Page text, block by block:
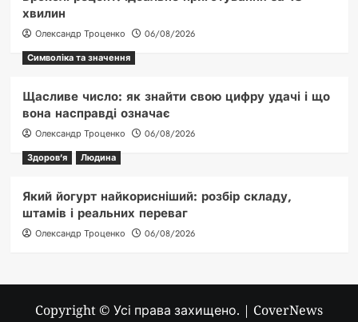
хвилин
Олександр Троценко
06/08/2026
Символіка та значення
Щасливе число: як знайти свою цифру удачі і що
вона насправді означає
Олександр Троценко
06/08/2026
Здоров'я
Людина
Який йогурт найкорисніший: розбір складу,
штамів і реальних переваг
Олександр Троценко 06/08/2026
Copyright © Усі права захищено. | CoverNews